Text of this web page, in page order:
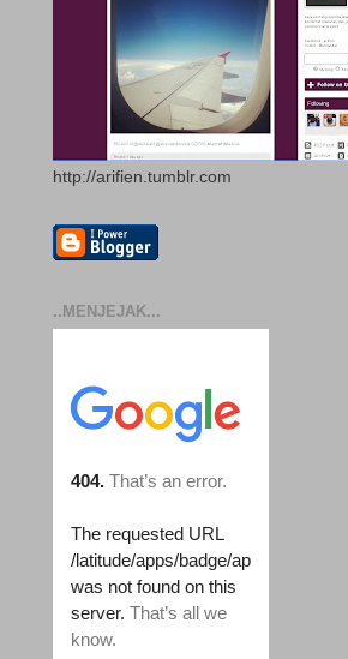
http://arifien.tumblr.com
..MENJEJAK...